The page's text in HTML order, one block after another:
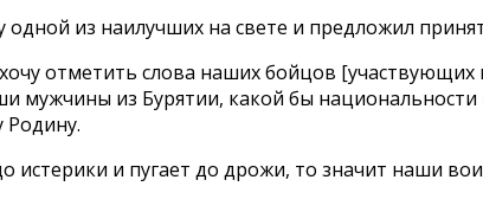
из наилучших на свете и предложил
отметить слова наших бойцов
мужчины из Бурятии, какой бы
истерики и пугает до дрожи, то значит наши